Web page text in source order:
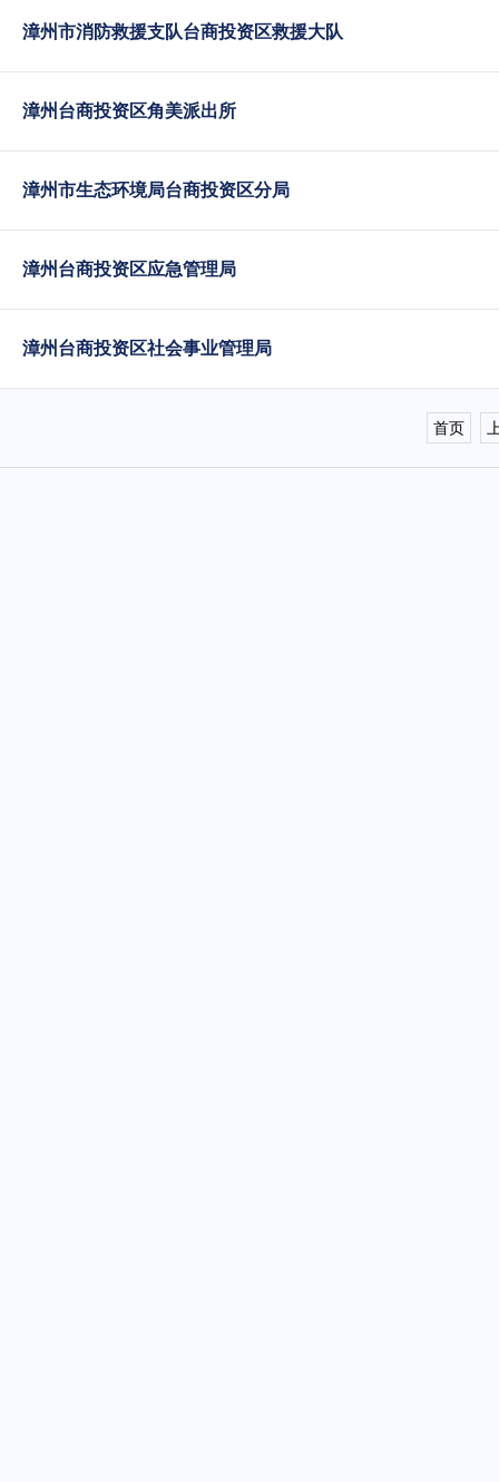
漳州市消防救援支队台商投资区救援大队
漳州台商投资区角美派出所
漳州市生态环境局台商投资区分局
漳州台商投资区应急管理局
漳州台商投资区社会事业管理局
首页